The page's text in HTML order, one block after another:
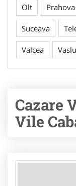
Olt Prahova
Suceava
Valcea
Cazare
Vile